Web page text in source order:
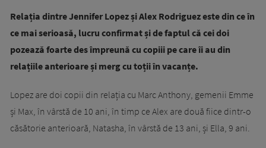
Relația dintre Jennifer Lopez și Alex Rodriguez este din ce în
ce mai serioasă, lucru confirmat și de faptul că cei doi
pozează foarte des împreună cu copiii pe care îi au din
relațiile anterioare și merg cu toții în vacanțe.
Lopez are doi copii din relația cu Marc Anthony, gemenii Emme
și Max, în vârstă de 10 ani, în timp ce Alex are două fiice dintr-o
căsătorie anterioară, Natasha, în vârstă de 13 ani, și Ella, 9 ani.